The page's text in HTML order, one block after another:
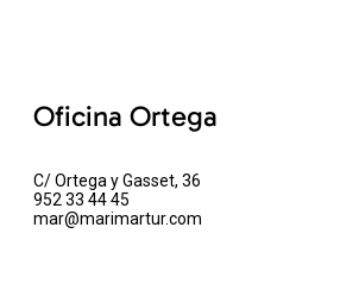
Oficina Ortega
C/ Ortega y Gasset, 36
952 33 44 45
mar@marimartur.com